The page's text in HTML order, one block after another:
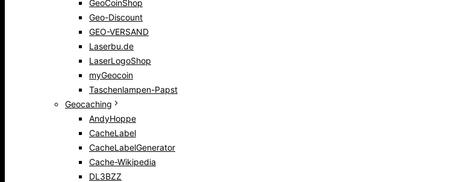
GeoCoinShop
Geo-Discount
GEO-VERSAND
Laserbu.de
LaserLogoShop
myGeocoin
Taschenlampen-Papst
Geocaching
AndyHoppe
CacheLabel
CacheLabelGenerator
Cache-Wikipedia
DL3BZZ